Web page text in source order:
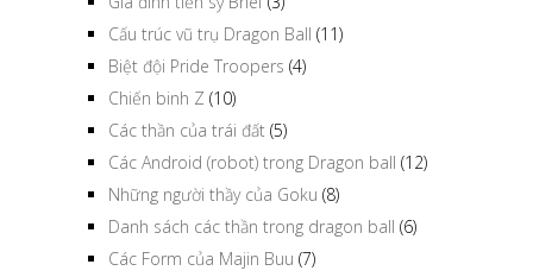
Cấu trúc vũ trụ Dragon Ball (11)
Biệt đội Pride Troopers (4)
Chiến binh Z (10)
Các thần của trái đất (5)
Các Android (robot) trong Dragon ball (12)
Những người thầy của Goku (8)
Danh sách các thần trong dragon ball (6)
Các Form của Majin Buu (7)